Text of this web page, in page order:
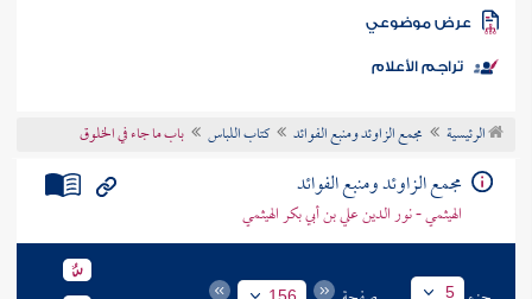
الكتب
موضوعي
تراجم الأعلام
الرئيسية مجمع الزاوئد ومنبع الفوائد كتاب اللباس باب ما جاء في الخلوق
مجمع الزاوئد ومنبع الفوائد
الهيثمي - نور الدين علي بن أبي بكر الهيثمي
5
156